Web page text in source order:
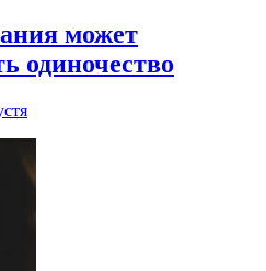
может
одиночество